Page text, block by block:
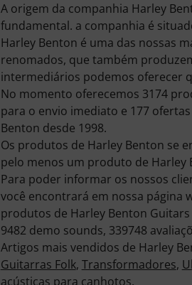
A origem da companhia Harley
fundamental. a companhia é
Harley Benton é uma das nossas
renomados, que também
intermediários podemos oferecer
No momento oferecemos 3174
para o envio imediato e 177
Benton desde 1998.
Os produtos de Harley Benton se
pelo menos um produto de Harley
Para poder informar os nossos
você encontrará em nossa página
produtos de Harley Benton
9482 demo sounds, 339748
Artigos mais vendidos de Harley
Guitarras Folk, Transformadores,
acústicas para canhotos.